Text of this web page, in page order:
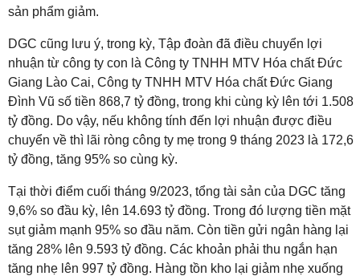
sản phẩm giảm.
DGC cũng lưu ý, trong kỳ, Tập đoàn đã điều chuyển lợi
nhuận từ công ty con là Công ty TNHH MTV Hóa chất Đức
Giang Lào Cai, Công ty TNHH MTV Hóa chất Đức Giang
Đình Vũ số tiền 868,7 tỷ đồng, trong khi cùng kỳ lên tới 1.508
tỷ đồng. Do vậy, nếu không tính đến lợi nhuận được điều
chuyển về thì lãi ròng công ty mẹ trong 9 tháng 2023 là 172,6
tỷ đồng, tăng 95% so cùng kỳ.
Tại thời điểm cuối tháng 9/2023, tổng tài sản của DGC tăng
9,6% so đầu kỳ, lên 14.693 tỷ đồng. Trong đó lượng tiền mặt
sụt giảm mạnh 95% so đầu năm. Còn tiền gửi ngân hàng lại
tăng 28% lên 9.593 tỷ đồng. Các khoản phải thu ngắn hạn
tăng nhẹ lên 997 tỷ đồng. Hàng tồn kho lại giảm nhẹ xuống